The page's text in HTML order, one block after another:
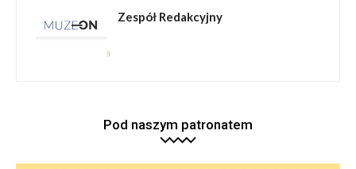
Zespół Redakcyjny
Pod naszym patronatem